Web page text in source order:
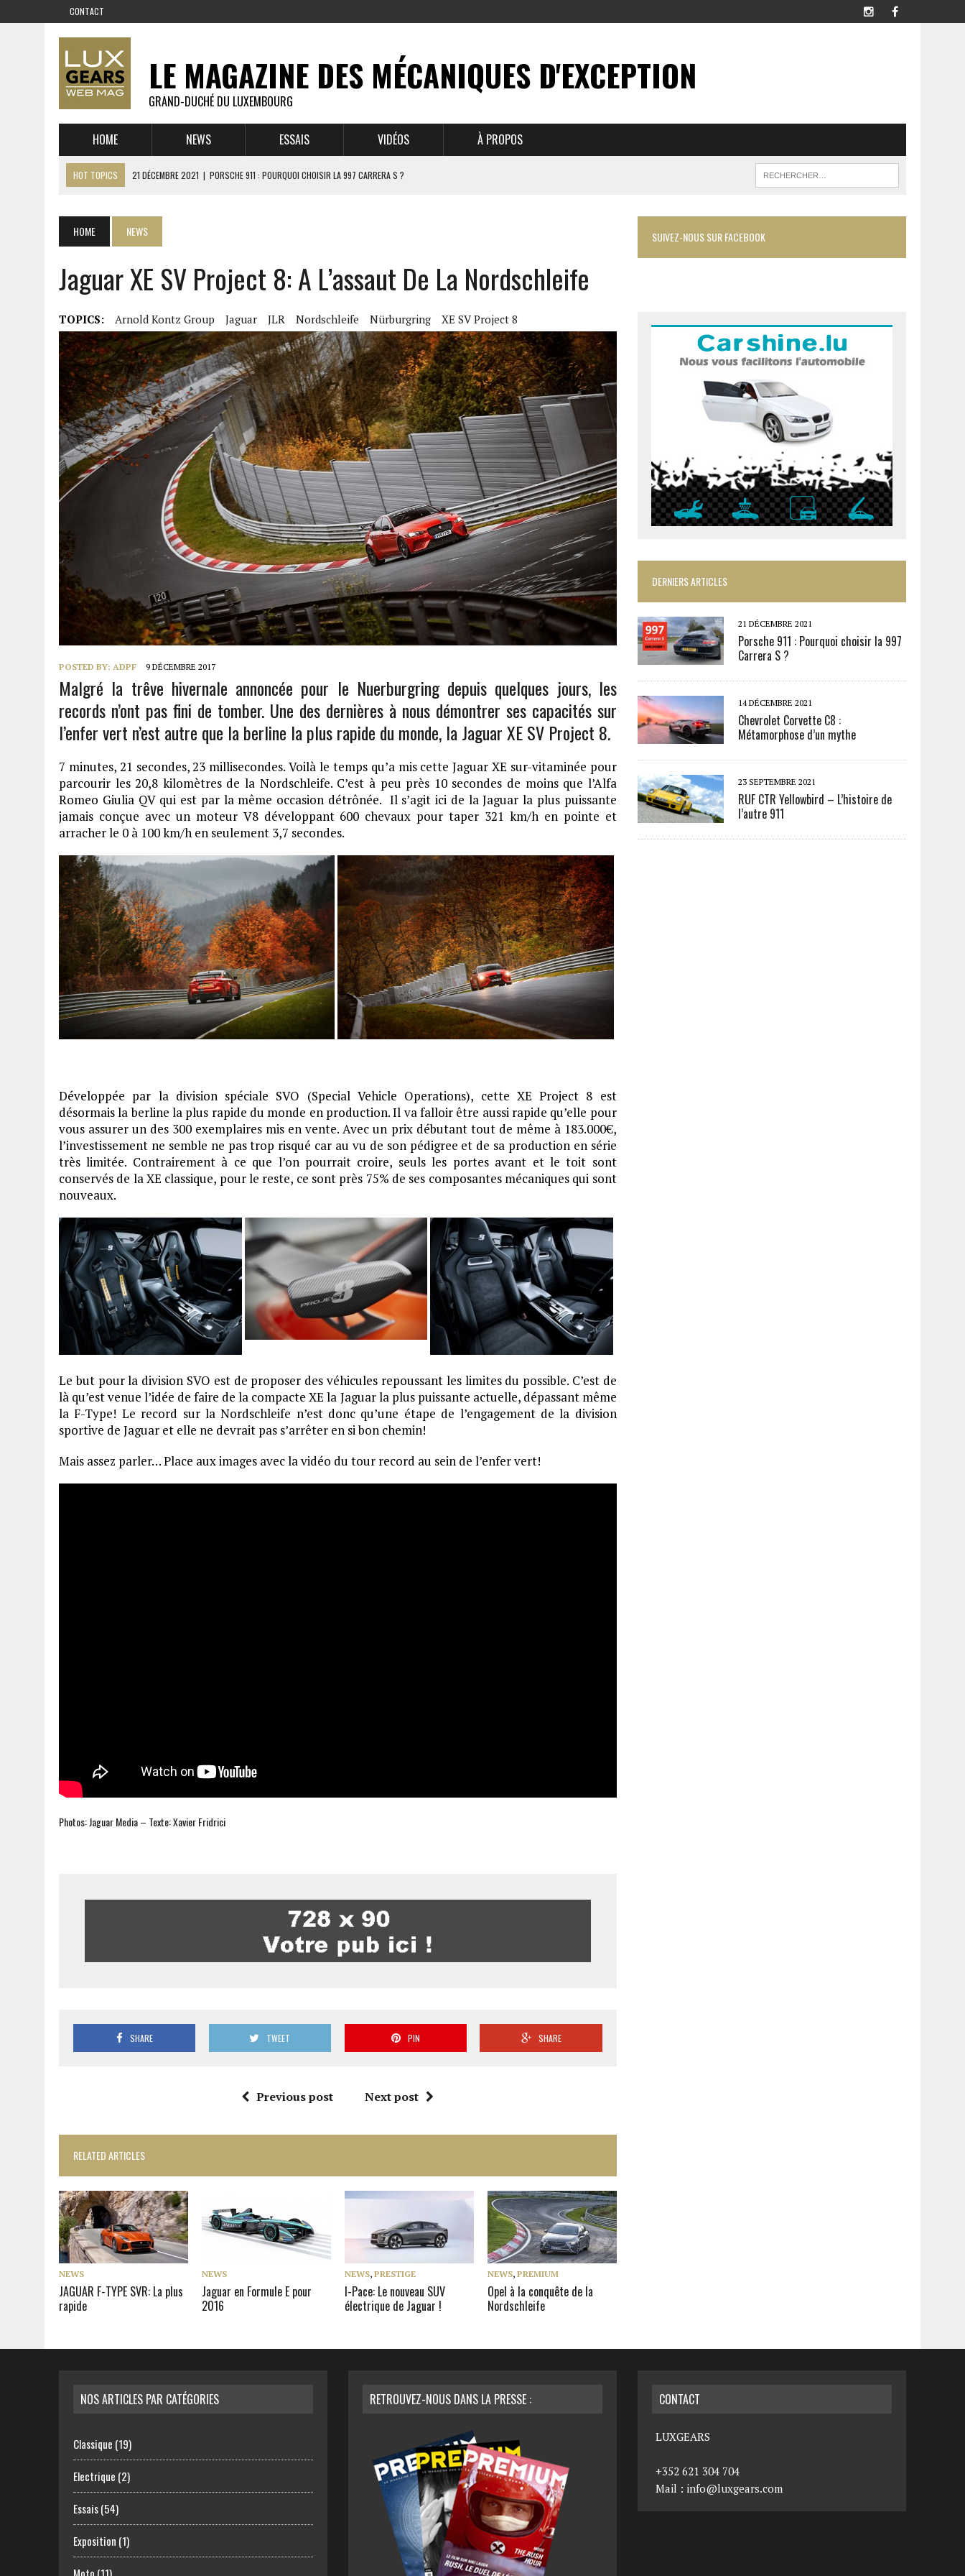
CONTACT
LE MAGAZINE DES MÉCANIQUES D'EXCEPTION
GRAND-DUCHÉ DU LUXEMBOURG
HOME NEWS ESSAIS VIDÉOS À PROPOS
HOT TOPICS 21 DÉCEMBRE 2021 | PORSCHE 911 : POURQUOI CHOISIR LA 997 CARRERA S ?
1 JUIN 2021 | GROUPE 3 : ALPINE A110 1600 S VS PORSCHE 911 2,7 RS
DE L’HUILE SUR LA PISTE – ART CARS
22 OCTOBRE 2020 | EXPO MAZDA 100 ANS – AUTOWORLD MUSEUM BRUSSELS
HOME NEWS
Jaguar XE SV Project 8: A L’assaut De La Nordschleife
TOPICS: Arnold Kontz Group Jaguar JLR Nordschleife Nürburgring XE SV Project 8
POSTED BY: ADPF 9 DÉCEMBRE 2017
Malgré la trêve hivernale annoncée pour le Nuerburgring depuis quelques jours, les
records n’ont pas fini de tomber. Une des dernières à nous démontrer ses capacités sur
l’enfer vert n’est autre que la berline la plus rapide du monde, la Jaguar XE SV Project 8.
7 minutes, 21 secondes, 23 millisecondes. Voilà le temps qu’a mis cette Jaguar XE sur-vitaminée pour
parcourir les 20,8 kilomètres de la Nordschleife. C’est à peu près 10 secondes de moins que l’Alfa
Romeo Giulia QV qui est par la même occasion détrônée. Il s’agit ici de la Jaguar la plus puissante
jamais conçue avec un moteur V8 développant 600 chevaux pour taper 321 km/h en pointe et
arracher le 0 à 100 km/h en seulement 3,7 secondes.
Développée par la division spéciale SVO (Special Vehicle Operations), cette XE Project 8 est
désormais la berline la plus rapide du monde en production. Il va falloir être aussi rapide qu’elle pour
vous assurer un des 300 exemplaires mis en vente. Avec un prix débutant tout de même à 183.000€,
l’investissement ne semble ne pas trop risqué car au vu de son pédigree et de sa production en série
très limitée. Contrairement à ce que l’on pourrait croire, seuls les portes avant et le toit sont
conservés de la XE classique, pour le reste, ce sont près 75% de ses composantes mécaniques qui sont
nouveaux.
Le but pour la division SVO est de proposer des véhicules repoussant les limites du possible. C’est de
là qu’est venue l’idée de faire de la compacte XE la Jaguar la plus puissante actuelle, dépassant même
la F-Type! Le record sur la Nordschleife n’est donc qu’une étape de l’engagement de la division
sportive de Jaguar et elle ne devrait pas s’arrêter en si bon chemin!
Mais assez parler… Place aux images avec la vidéo du tour record au sein de l’enfer vert!
Photos: Jaguar Media – Texte: Xavier Fridrici
SHARE TWEET PIN SHARE
Previous post Next post
RELATED ARTICLES
NEWS
JAGUAR F-TYPE SVR: La plus
rapide
NEWS
Jaguar en Formule E pour
2016
NEWS,PRESTIGE
I-Pace: Le nouveau SUV
électrique de Jaguar !
NEWS,PREMIUM
Opel à la conquête de la
Nordschleife
SUIVEZ-NOUS SUR FACEBOOK
DERNIERS ARTICLES
21 DÉCEMBRE 2021
Porsche 911 : Pourquoi choisir la 997
Carrera S ?
14 DÉCEMBRE 2021
Chevrolet Corvette C8 :
Métamorphose d’un mythe
23 SEPTEMBRE 2021
RUF CTR Yellowbird – L’histoire de
l’autre 911
NOS ARTICLES PAR CATÉGORIES
Classique (19)
Electrique (2)
Essais(54)
Exposition (1)
RETROUVEZ-NOUS DANS LA PRESSE : CONTACT
LUXGEARS
+352 621 304 704
Mail : info@luxgears.com